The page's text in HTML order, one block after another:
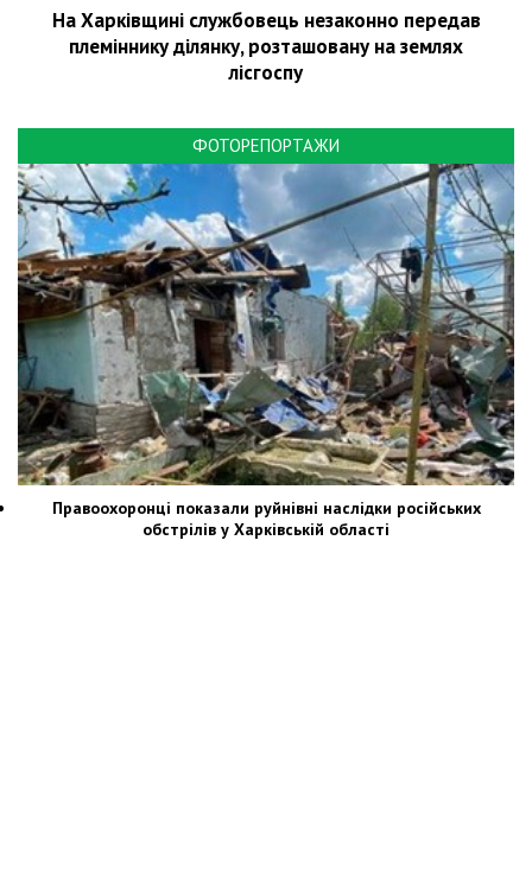
На Харківщині службовець незаконно передав
племіннику ділянку, розташовану на землях
лісгоспу
ФОТОРЕПОРТАЖИ
Правоохоронці показали руйнівні наслідки російських
обстрілів у Харківській області